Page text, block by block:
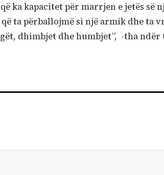
ka kapacitet për marrjen e jetës së
ta përballojmë si një armik dhe ta
dhimbjet dhe humbjet”, -tha